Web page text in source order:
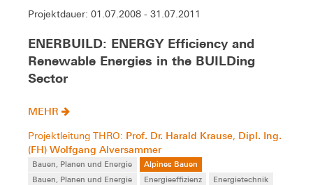
Projektdauer: 01.07.2008 - 31.07.2011
ENERBUILD: ENERGY Efficiency and
Renewable Energies in the BUILDing
Sector
MEHR
Projektleitung THRO: Prof. Dr. Harald Krause, Dipl. Ing.
(FH) Wolfgang Alversammer
Bauen, Planen und Energie
Alpines Bauen
Bauen, Planen und Energie
Energieeffizienz Energietechnik